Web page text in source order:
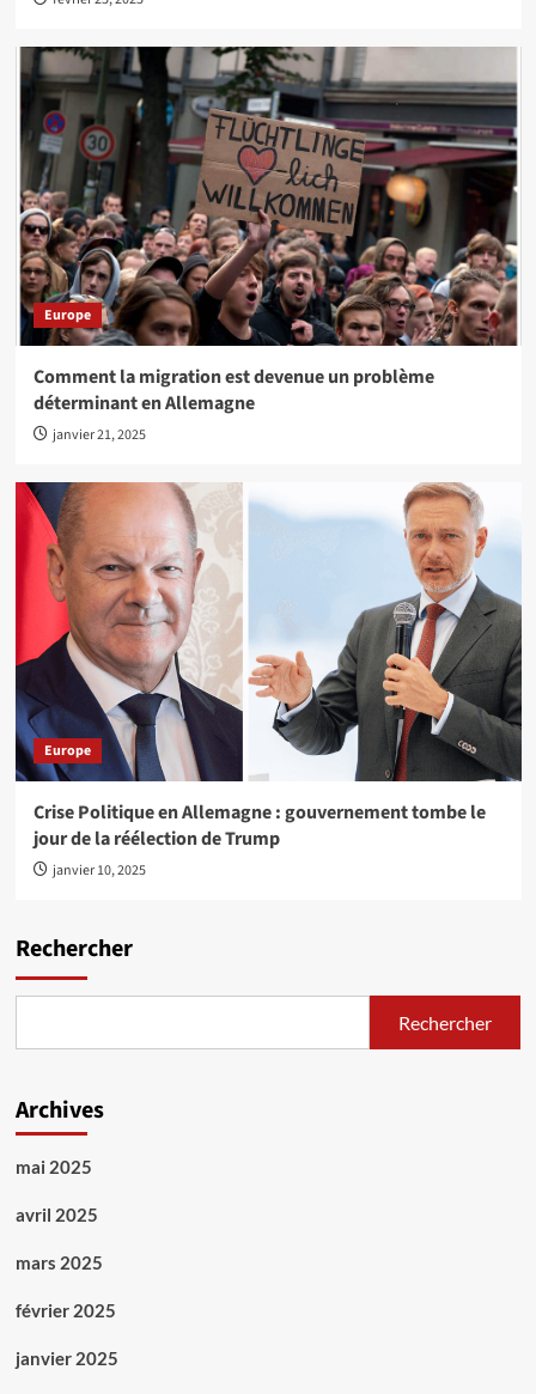
Europe
Comment la migration est devenue un problème
déterminant en Allemagne
janvier 21, 2025
Europe
Crise Politique en Allemagne : gouvernement tombe le
jour de la réélection de Trump
janvier 10, 2025
Rechercher
Rechercher
Archives
mai 2025
avril 2025
mars 2025
février 2025
janvier 2025